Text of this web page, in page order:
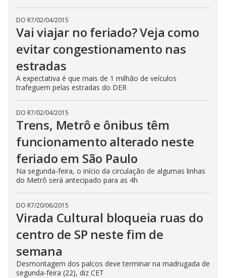
DO R7/02/04/2015
Vai viajar no feriado? Veja como
evitar congestionamento nas
estradas
A expectativa é que mais de 1 milhão de veículos
trafeguem pelas estradas do DER
DO R7/02/04/2015
Trens, Metrô e ônibus têm
funcionamento alterado neste
feriado em São Paulo
Na segunda-feira, o início da circulação de algumas linhas
do Metrô será antecipado para as 4h
DO R7/20/06/2015
Virada Cultural bloqueia ruas do
centro de SP neste fim de
semana
Desmontagem dos palcos deve terminar na madrugada de
segunda-feira (22), diz CET